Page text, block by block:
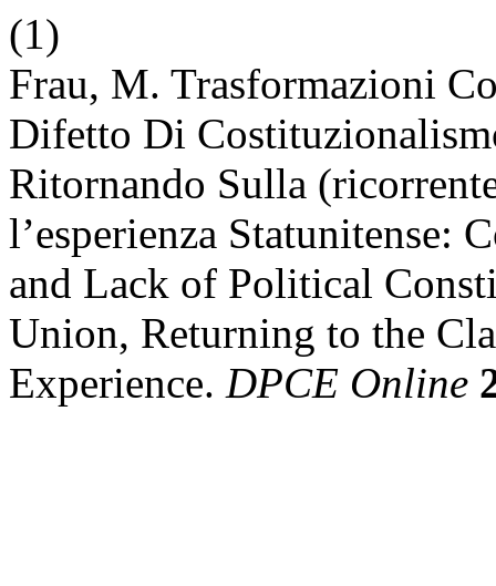
(1)
Frau, M. Trasformazioni
Difetto Di
Ritornando Sulla
l’esperienza Statunitense:
and Lack of Political
Union, Returning to the
Experience. DPCE Online